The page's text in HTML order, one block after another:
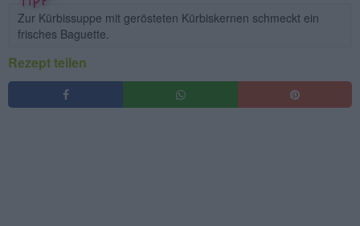
Zur Kürbissuppe mit gerösteten Kürbiskernen schmeckt ein
frisches Baguette.
Rezept teilen